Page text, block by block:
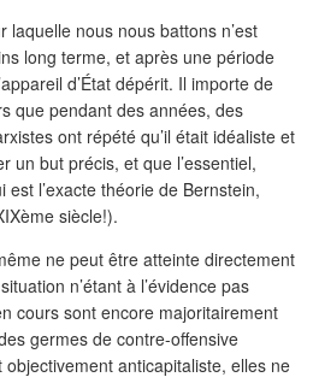
laquelle nous nous battons n’est
long terme, et après une période
d’État dépérit. Il importe de
que pendant des années, des
ont répété qu’il était idéaliste et
un but précis, et que l’essentiel,
est l’exacte théorie de Bernstein,
siècle!).
ne peut être atteinte directement
n’étant à l’évidence pas
cours sont encore majoritairement
germes de contre-offensive
anticapitaliste, elles ne